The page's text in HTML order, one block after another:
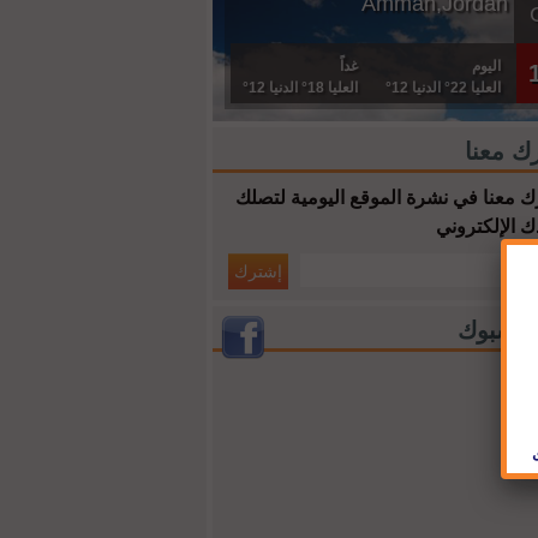
اليوم
العليا 22° الدنيا 12°
غداً
العليا 18° الدنيا 12°
معنا
معنا في نشرة الموقع اليومية لتصلك
الإلكتروني